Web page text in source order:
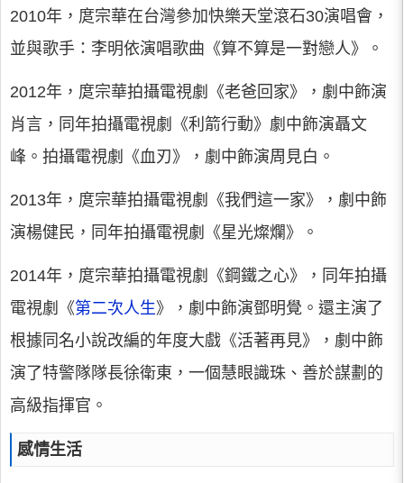
2010年，庹宗華在台灣參加快樂天堂滾石30演唱會，
並與歌手：李明依演唱歌曲《算不算是一對戀人》。
2012年，庹宗華拍攝電視劇《老爸回家》，劇中飾演
肖言，同年拍攝電視劇《利箭行動》劇中飾演聶文
峰。拍攝電視劇《血刃》，劇中飾演周見白。
2013年，庹宗華拍攝電視劇《我們這一家》，劇中飾
演楊健民，同年拍攝電視劇《星光燦爛》。
2014年，庹宗華拍攝電視劇《鋼鐵之心》，同年拍攝
電視劇《第二次人生》，劇中飾演鄧明覺。還主演了
根據同名小說改編的年度大戲《活著再見》，劇中飾
演了特警隊隊長徐衛東，一個慧眼識珠、善於謀劃的
高級指揮官。
感情生活